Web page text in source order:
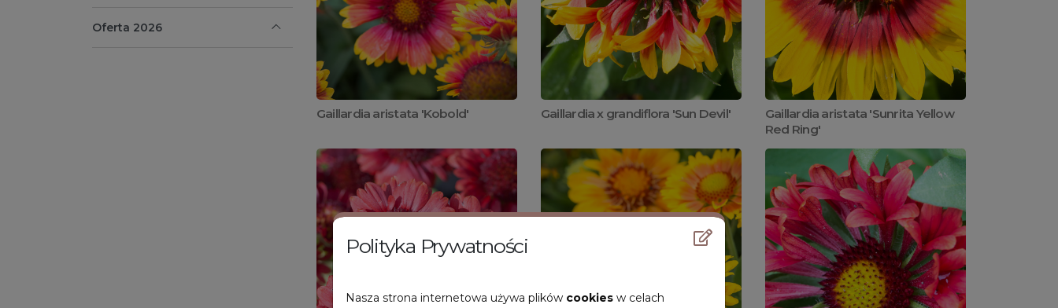
Polityka Prywatności
Nasza strona internetowa używa plików cookies w celach
Oferta 2026
Gaillardia aristata 'Kobold' Gaillardia x grandiflora 'Sun Devil'
Gaillardia aristata 'Sunrita Yellow
Red Ring'